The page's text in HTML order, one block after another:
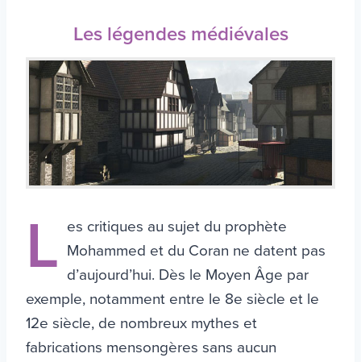
Les légendes médiévales
L es critiques au sujet du prophète
Mohammed et du Coran ne datent pas
d’aujourd’hui. Dès le Moyen Âge par
exemple, notamment entre le 8e siècle et le
12e siècle, de nombreux mythes et
fabrications mensongères sans aucun